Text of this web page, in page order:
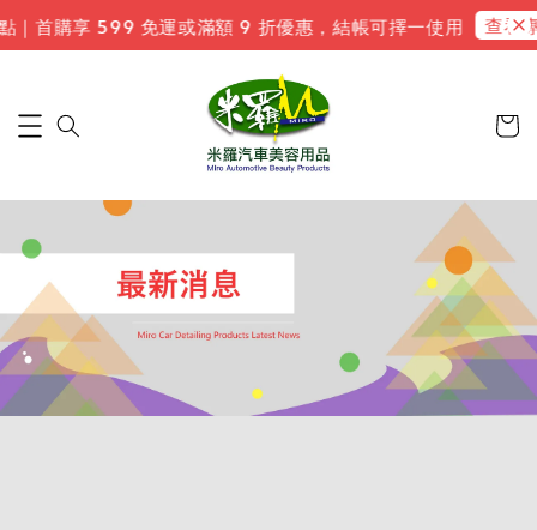
首購享 599 免運或滿額 9 折優惠，結帳可擇一使用 查看